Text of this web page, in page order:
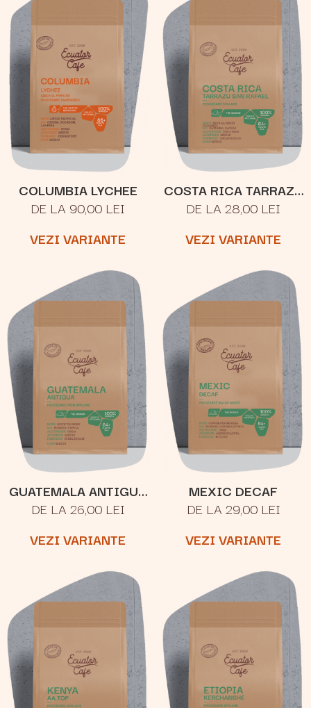
COLUMBIA LYCHEE
DE LA 90,00 LEI
VEZI VARIANTE
COSTA RICA TARRAZU
SAN RAFAEL
DE LA 28,00 LEI
VEZI VARIANTE
GUATEMALA ANTIGUA
LOS VOLCANES
DE LA 26,00 LEI
VEZI VARIANTE
MEXIC DECAF
DE LA 29,00 LEI
VEZI VARIANTE